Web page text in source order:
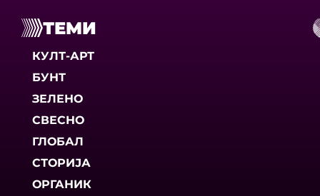
ТЕМИ
КУЛТ-АРТ
БУНТ
ЗЕЛЕНО
СВЕСНО
ГЛОБАЛ
СТОРИЈА
ОРГАНИК